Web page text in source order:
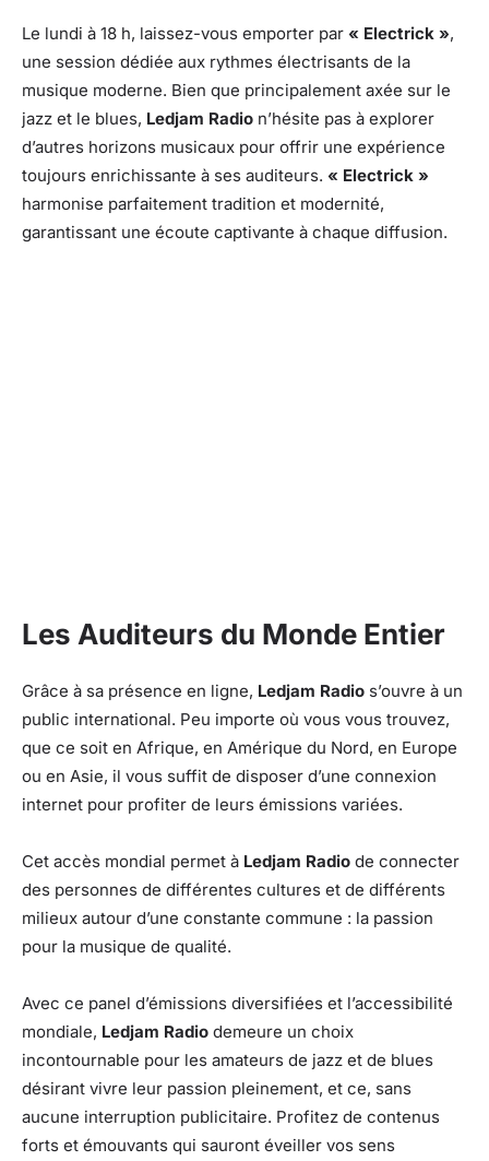
Le lundi à 18 h, laissez-vous emporter par « Electrick »,
une session dédiée aux rythmes électrisants de la
musique moderne. Bien que principalement axée sur le
jazz et le blues, Ledjam Radio n’hésite pas à explorer
d’autres horizons musicaux pour offrir une expérience
toujours enrichissante à ses auditeurs. « Electrick »
harmonise parfaitement tradition et modernité,
garantissant une écoute captivante à chaque diffusion.
Les Auditeurs du Monde Entier
Grâce à sa présence en ligne, Ledjam Radio s’ouvre à un
public international. Peu importe où vous vous trouvez,
que ce soit en Afrique, en Amérique du Nord, en Europe
ou en Asie, il vous suffit de disposer d’une connexion
internet pour profiter de leurs émissions variées.
Cet accès mondial permet à Ledjam Radio de connecter
des personnes de différentes cultures et de différents
milieux autour d’une constante commune : la passion
pour la musique de qualité.
Avec ce panel d’émissions diversifiées et l’accessibilité
mondiale, Ledjam Radio demeure un choix
incontournable pour les amateurs de jazz et de blues
désirant vivre leur passion pleinement, et ce, sans
aucune interruption publicitaire. Profitez de contenus
forts et émouvants qui sauront éveiller vos sens